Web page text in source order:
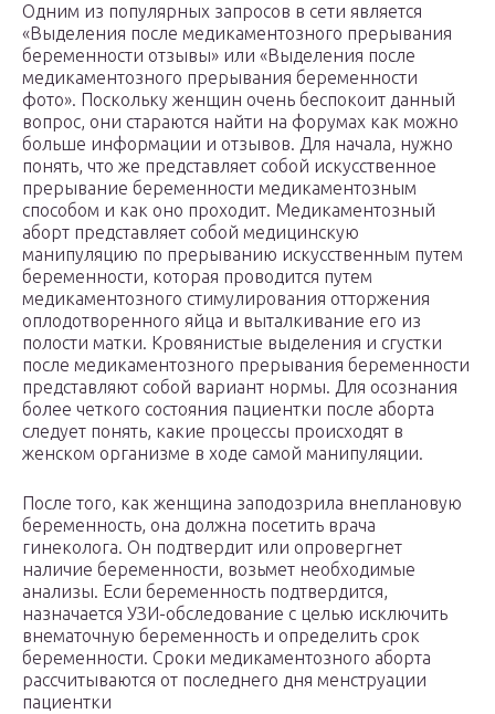
Одним из популярных запросов в сети является
«Выделения после медикаментозного прерывания
беременности отзывы» или «Выделения после
медикаментозного прерывания беременности
фото». Поскольку женщин очень беспокоит данный
вопрос, они стараются найти на форумах как можно
больше информации и отзывов. Для начала, нужно
понять, что же представляет собой искусственное
прерывание беременности медикаментозным
способом и как оно проходит. Медикаментозный
аборт представляет собой медицинскую
манипуляцию по прерыванию искусственным путем
беременности, которая проводится путем
медикаментозного стимулирования отторжения
оплодотворенного яйца и выталкивание его из
полости матки. Кровянистые выделения и сгустки
после медикаментозного прерывания беременности
представляют собой вариант нормы. Для осознания
более четкого состояния пациентки после аборта
следует понять, какие процессы происходят в
женском организме в ходе самой манипуляции.
После того, как женщина заподозрила внеплановую
беременность, она должна посетить врача
гинеколога. Он подтвердит или опровергнет
наличие беременности, возьмет необходимые
анализы. Если беременность подтвердится,
назначается УЗИ-обследование с целью исключить
внематочную беременность и определить срок
беременности. Сроки медикаментозного аборта
рассчитываются от последнего дня менструации
пациентки